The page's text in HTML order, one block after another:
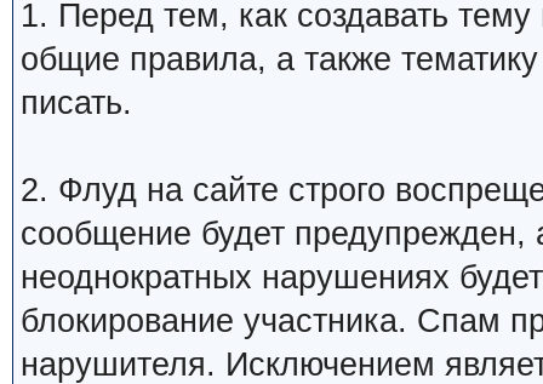
1. Перед тем, как создавать
общие правила, а также
писать.
2. Флуд на сайте строго
сообщение будет
неоднократных нарушениях
блокирование участника. Спам
нарушителя. Исключением